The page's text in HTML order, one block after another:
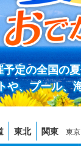
定の全国の
や、プール、
東北 関東 東京